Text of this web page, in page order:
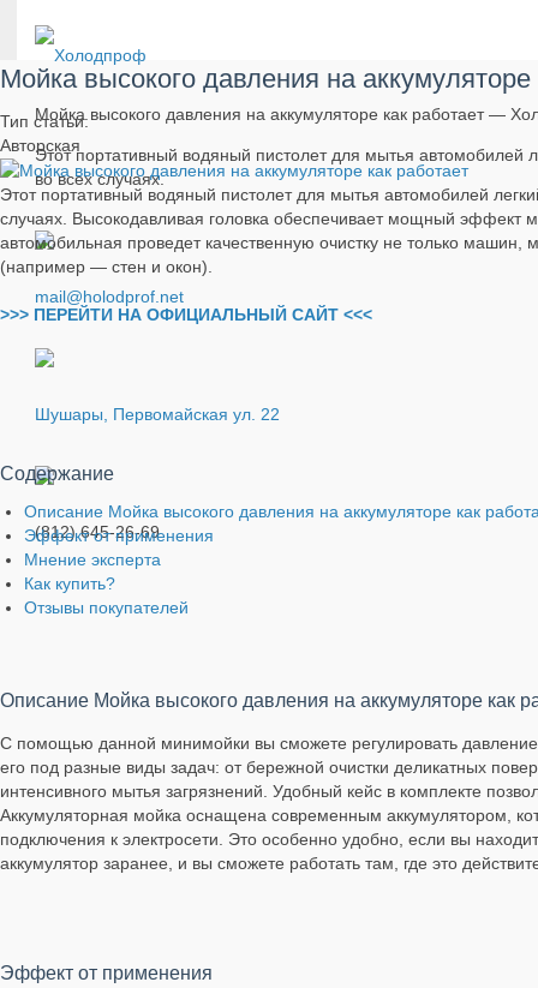
Мойка высокого давления на аккумуляторе как работает —
Этот портативный водяный пистолет для мытья
во всех случаях.
mail@holodprof.net
Шушары, Первомайская ул. 22
(812) 645-26-69
Мойка высокого давления на аккумуляторе
Тип статьи:
Авторская
Этот портативный водяный пистолет для мытья автомобилей
случаях. Высокодавливая головка обеспечивает мощный
автомобильная проведет качественную очистку не только
(например — стен и окон).
>>> ПЕРЕЙТИ НА ОФИЦИАЛЬНЫЙ САЙТ <<<
Содержание
Описание Мойка высокого давления на аккумуляторе как
Эффект от применения
Мнение эксперта
Как купить?
Отзывы покупателей
Описание Мойка высокого давления на аккумуляторе как
С помощью данной минимойки вы сможете регулировать
его под разные виды задач: от бережной очистки деликатных
интенсивного мытья загрязнений. Удобный кейс в комплекте
Аккумуляторная мойка оснащена современным аккумулятором,
подключения к электросети. Это особенно удобно, если вы
аккумулятор заранее, и вы сможете работать там, где это
Эффект от применения